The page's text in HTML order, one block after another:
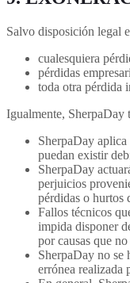
Salvo disposición legal
cualesquiera
pérdidas
toda otra pérdida
Igualmente, SherpaDay
SherpaDay
puedan existir
SherpaDay
perjuicios
pérdidas o hurtos
Fallos técnicos
impida disponer
por causas que
SherpaDay no se
errónea realizada